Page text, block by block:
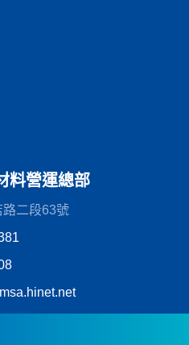
料營運總部
二段63號